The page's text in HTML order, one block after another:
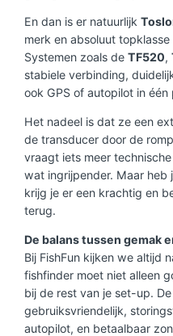
En dan is er natuurlijk
merk en absoluut
Systemen zoals deTF520,
stabiele verbinding,
ook GPS of autopilot in één
Het nadeel is dat ze een
de transducer door de
vraagt iets meer
wat ingrijpender. Maar heb
krijg je er een krachtig en
terug.
De balans tussen gemak
Bij FishFun kijken we altijd
fishfinder moet niet alleen
bij de rest van je set-up.
gebruiksvriendelijk,
autopilot, en betaalbaar